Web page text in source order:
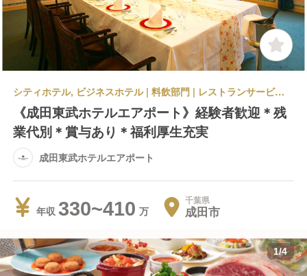
シティホテル, ビジネスホテル | 料飲部門 | レストランサービス・ホールスタッフ | 成田東武ホテルエアポート
《成田東武ホテルエアポート》経験者歓迎＊残
業代別＊賞与あり＊福利厚生充実
成田東武ホテルエアポート
年収 330~410 千葉県
成田市
1/4